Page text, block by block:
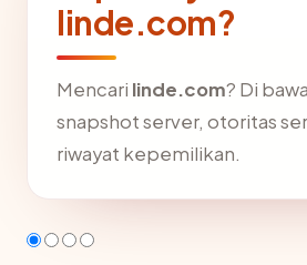
linde.com?
Mencari linde.com? Di
snapshot server, otoritas
riwayat kepemilikan.